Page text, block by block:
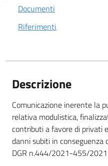
Documenti
Riferimenti
Descrizione
Comunicazione inerente la
relativa modulistica,
contributi a favore di privati
danni subiti in
DGR n.444/2021-455/